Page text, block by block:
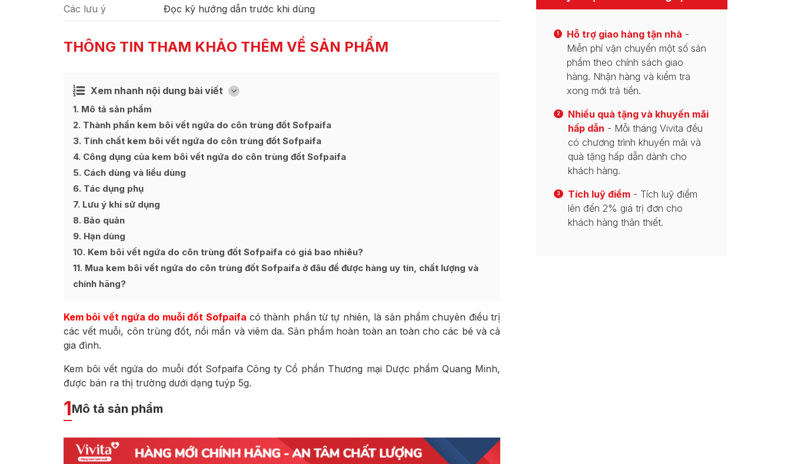
Các lưu ý Đọc kỹ hướng dẫn trước khi dùng
THÔNG TIN THAM KHẢO THÊM VỀ SẢN PHẨM
Xem nhanh nội dung bài viết [
Ẩn
1 Mô tả sản phẩm
2 Thành phần kem bôi vết ngứa do côn trùng đốt Sofpaifa
3 Tính chất kem bôi vết ngứa do côn trùng đốt Sofpaifa
4 Công dụng của kem bôi vết ngứa do côn trùng đốt Sofpaifa
5 Cách dùng và liều dùng
6 Tác dụng phụ
7 Lưu ý khi sử dụng
8 Bảo quản
9 Hạn dùng
10 Kem bôi vết ngứa do côn trùng đốt Sofpaifa có giá bao nhiêu?
11 Mua kem bôi vết ngứa do côn trùng đốt Sofpaifa ở đâu để được hàng uy tín, chất lượng và
chính hãng?
Kem bôi vết ngứa do muỗi đốt Sofpaifa có thành phần từ tự nhiên, là sản phẩm chuyên điều trị
các vết muỗi, côn trùng đốt, nổi mẩn và viêm da. Sản phẩm hoàn toàn an toàn cho các bé và cả
gia đình.
Kem bôi vết ngứa do muỗi đốt Sofpaifa Công ty Cổ phần Thương mại Dược phẩm Quang Minh,
được bán ra thị trường dưới dạng tuýp 5g.
1Mô tả sản phẩm
1 Hỗ trợ giao hàng tận nhà -
Miễn phí vận chuyển một số sản
phẩm theo chính sách giao
hàng. Nhận hàng và kiểm tra
xong mới trả tiền.
2
Nhiều quà tặng và khuyến mãi
hấp dẫn - Mỗi tháng Vivita đều
có chương trình khuyến mãi và
quà tặng hấp dẫn dành cho
khách hàng.
3 Tích luỹ điểm - Tích luỹ điểm
lên đến 2% giá trị đơn cho
khách hàng thân thiết.